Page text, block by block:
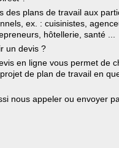
des plans de travail aux
ex. : cuisinistes,
hôtellerie, santé ...
un devis ?
en ligne vous permet de
de plan de travail en
nous appeler ou envoyer